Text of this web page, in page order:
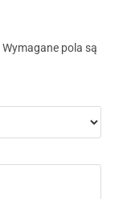
Wymagane pola są